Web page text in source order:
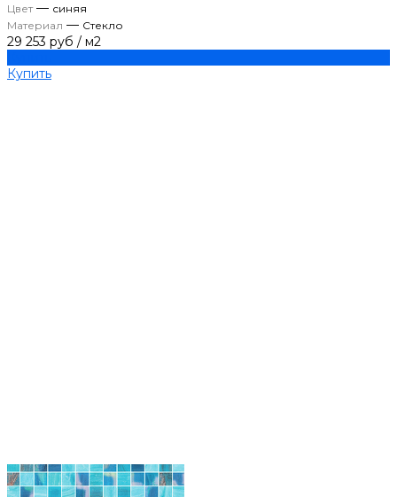
Цвет— синяя
Материал — Стекло
29 253 руб / м2
Купить